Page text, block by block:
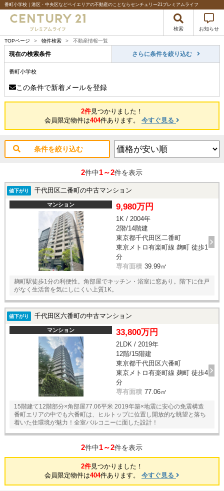
番町小学校｜港区・中央区などベイエリアの不動産のことならセンチュリー21プレミアムライフ
検索 お知らせ
TOPページ > 物件検索 > 不動産情報一覧
現在の検索条件 さらに条件を絞り込む
番町小学校
この条件で新着メールを登録
2件見つかりました！
会員限定物件は404件あります。 今すぐ見る
条件を絞り込む
2件中1～2件を表示
値下がり 千代田区二番町の中古マンション
マンション 9,980万円
1K / 2004年
2階/14階建
東京都千代田区二番町
東京メトロ有楽町線 麹町 徒歩1
分
専有面積 39.99㎡
麹町駅徒歩1分の利便性。角部屋でキッチン・浴室に窓あり。階下に住戸
がなく生活音を気にしにくい上質1K。
値下がり 千代田区六番町の中古マンション
マンション 33,800万円
2LDK / 2019年
12階/15階建
東京都千代田区六番町
東京メトロ有楽町線 麹町 徒歩4
分
専有面積 77.06㎡
15階建て12階部分×角部屋77.06平米 2019年築×地震に安心の免震構造
番町エリアの中でも六番町は、ヒルトップに位置し開放的な眺望と落ち
着いた住環境が魅力！全室バルコニーに面した設計！
2件中1～2件を表示
2件見つかりました！
会員限定物件は404件あります。 今すぐ見る